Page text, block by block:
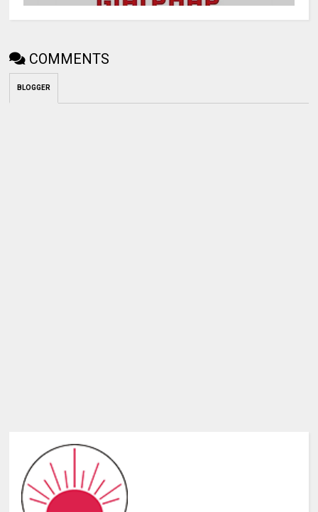
COMMENTS
BLOGGER